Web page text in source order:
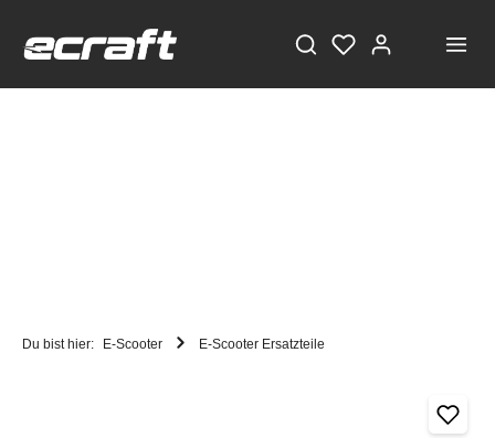
Du bist hier: E-Scooter E-Scooter Ersatzteile